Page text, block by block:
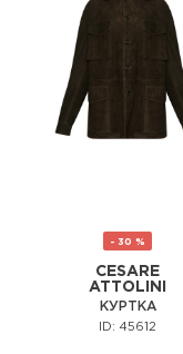
- 30 %
CESARE
ATTOLINI
КУРТКА
ID: 45612